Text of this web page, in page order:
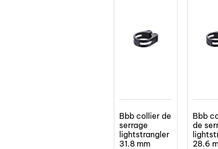
Bbb collier de
serrage
lightstrangler
31.8 mm
Bbb
de
28.6